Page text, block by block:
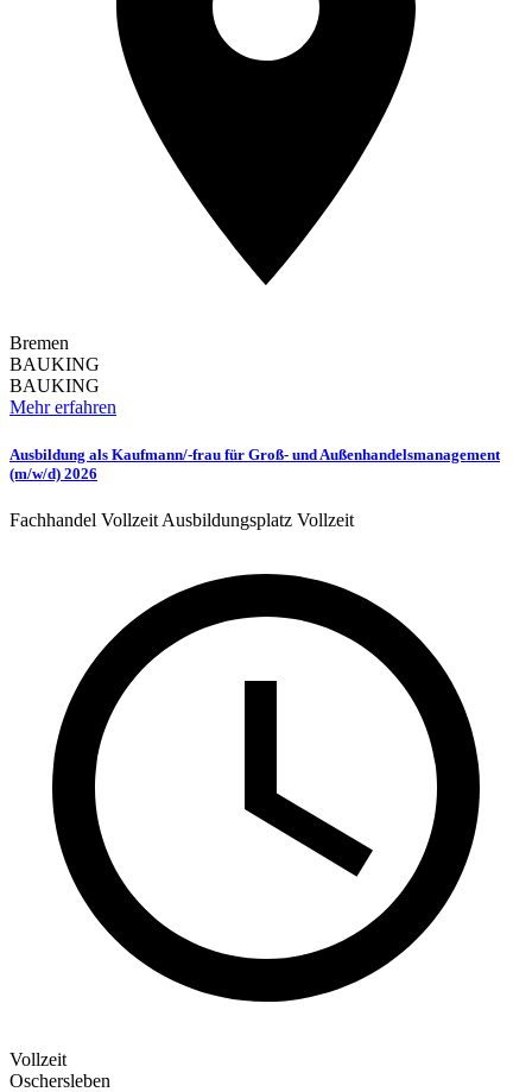
Bremen
BAUKING
BAUKING
Mehr erfahren
Ausbildung als Kaufmann/-frau für Groß- und Außenhandelsmanagement
(m/w/d) 2026
Fachhandel Vollzeit Ausbildungsplatz Vollzeit
Vollzeit
Oschersleben